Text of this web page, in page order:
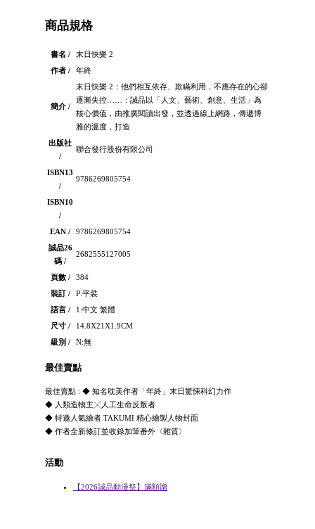
商品規格
書名 /
末日快樂 2
作者 /
年終
簡介 /
末日快樂 2：他們相互依存、欺瞞利用，不應存在的心卻
逐漸失控……：誠品以「人文、藝術、創意、生活」為
核心價值，由推廣閱讀出發，並透過線上網路，傳遞博
雅的溫度，打造
出版社
/
聯合發行股份有限公司
ISBN13
/
9786269805754
ISBN10
/
EAN /
9786269805754
誠品26
碼 /
2682555127005
頁數 /
384
裝訂 /
P:平裝
語言 /
1:中文 繁體
尺寸 /
14.8X21X1.9CM
級別 /
N:無
最佳賣點
最佳賣點 : ◆ 知名耽美作者「年終」末日驚悚科幻力作
◆ 人類造物主╳人工生命反叛者
◆ 特邀人氣繪者 TAKUMI 精心繪製人物封面
◆ 作者全新修訂並收錄加筆番外〈雜質〉
活動
【2026誠品動漫祭】滿額贈